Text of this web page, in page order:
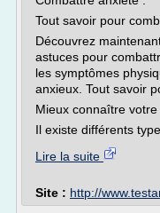
Tout savoir pour
Découvrez
astuces pour
les symptômes
anxieux. Tout savoir
Mieux connaître
Il existe différents
Lire la suite
Site : http://